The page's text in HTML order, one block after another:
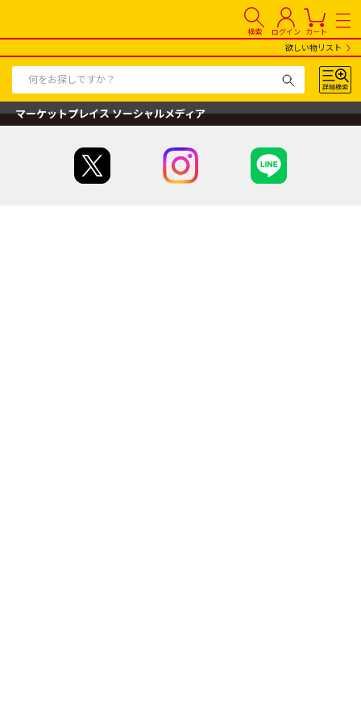
検索 ログイン カート
欲しい物リスト
マーケットプレイス ソーシャルメディア